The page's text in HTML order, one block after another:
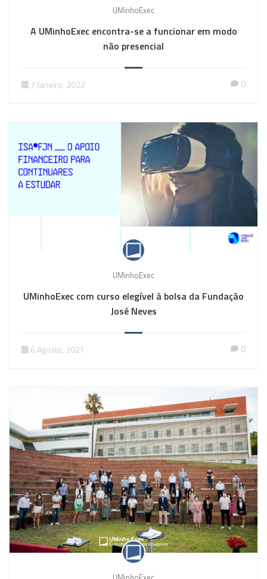
UMinhoExec
A UMinhoExec encontra-se a funcionar em modo
não presencial
7 Janeiro, 2022 0
UMinhoExec
UMinhoExec com curso elegível à bolsa da Fundação
José Neves
6 Agosto, 2021 0